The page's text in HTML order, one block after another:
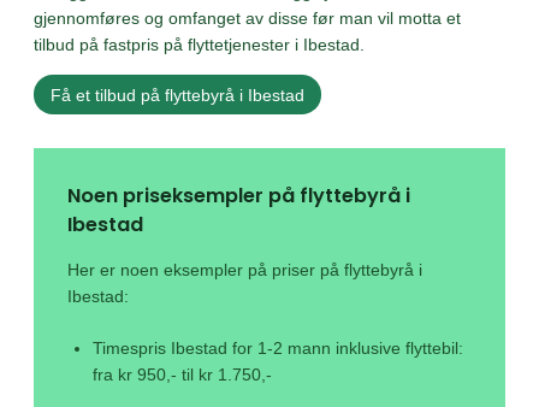
gjennomføres og omfanget av disse før man vil motta et
tilbud på fastpris på flyttetjenester i Ibestad.
Få et tilbud på flyttebyrå i Ibestad
Noen priseksempler på flyttebyrå i
Ibestad
Her er noen eksempler på priser på flyttebyrå i
Ibestad:
Timespris Ibestad for 1-2 mann inklusive flyttebil:
fra kr 950,- til kr 1.750,-